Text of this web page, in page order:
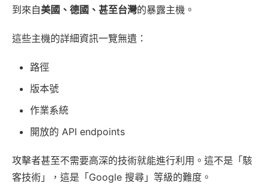
到來自美國、德國、甚至台灣的暴露主機。
這些主機的詳細資訊一覽無遺：
路徑
版本號
作業系統
開放的 API endpoints
攻擊者甚至不需要高深的技術就能進行利用。這不是「駭
客技術」，這是「Google 搜尋」等級的難度。